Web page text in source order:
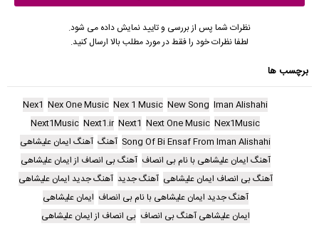
نظرات شما پس از بررسی و تایید نمایش داده می شود.
لطفا نظرات خود را فقط در مورد مطلب بالا ارسال کنید.
برچسب ها
Iman Alishahi
New Song
Nex 1 Music
Nex One Music
Nex1
Nex1Music
Next One Music
Next1
Next1.ir
Next1Music
Song Of Bi Ensaf From Iman Alishahi آهنگ آهنگ ایمان علیشاهی
آهنگ ایمان علیشاهی با نام بی انصاف آهنگ بی انصاف از ایمان علیشاهی
آهنگ بی انصاف ایمان علیشاهی آهنگ جدید آهنگ جدید ایمان علیشاهی
آهنگ جدید ایمان علیشاهی با نام بی انصاف ایمان علیشاهی
ایمان علیشاهی آهنگ بی انصاف بی انصاف از ایمان علیشاهی